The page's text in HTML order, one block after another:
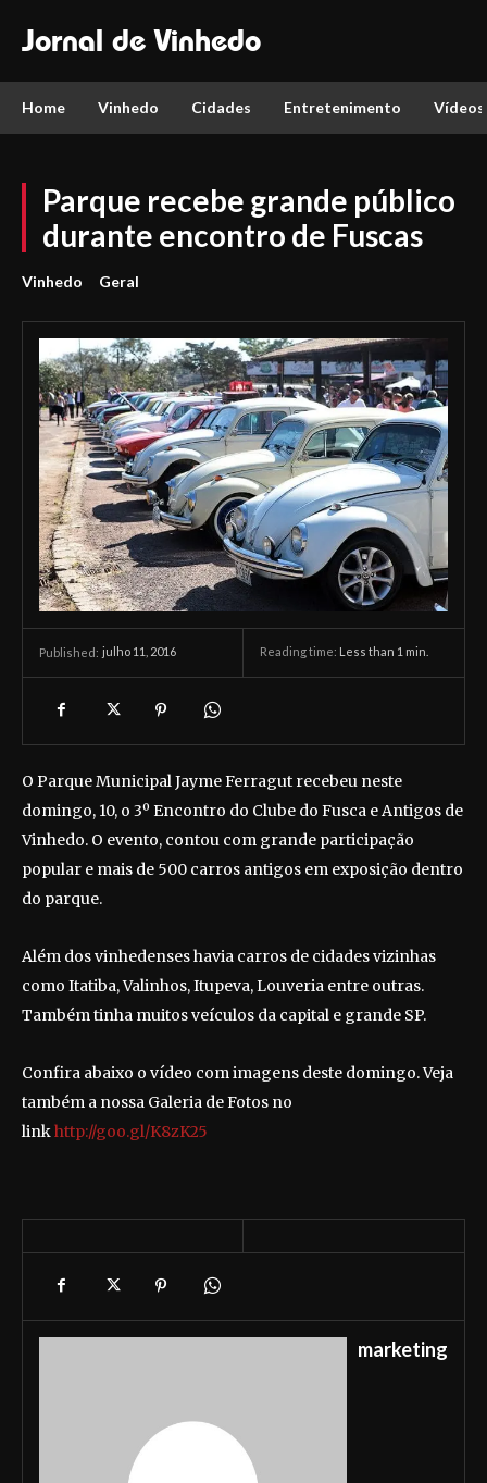
Jornal de Vinhedo
Home Vinhedo Cidades Entretenimento Vídeos
Parque recebe grande público
durante encontro de Fuscas
Vinhedo Geral
Published: julho 11, 2016 Reading time: Less than 1 min.
O Parque Municipal Jayme Ferragut recebeu neste
domingo, 10, o 3º Encontro do Clube do Fusca e Antigos de
Vinhedo. O evento, contou com grande participação
popular e mais de 500 carros antigos em exposição dentro
do parque.
Além dos vinhedenses havia carros de cidades vizinhas
como Itatiba, Valinhos, Itupeva, Louveria entre outras.
Também tinha muitos veículos da capital e grande SP.
Confira abaixo o vídeo com imagens deste domingo. Veja
também a nossa Galeria de Fotos no
linkhttp://goo.gl/K8zK25
marketing